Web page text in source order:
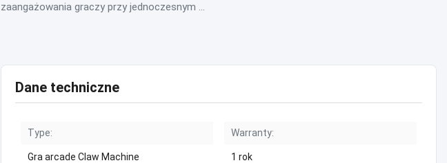
zaangażowania graczy przy jednoczesnym ...
Dane techniczne
Type:
Gra arcade Claw Machine
Warranty:
1 rok